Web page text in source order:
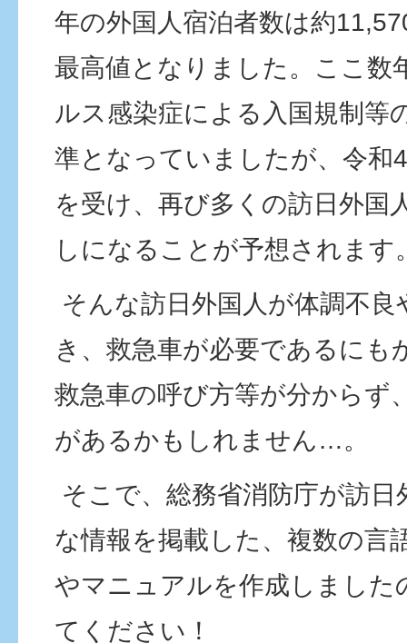
年の外国人宿泊者数は約
最高値となりました。ここ数
ルス感染症による入国規制等
準となっていましたが、令和
を受け、再び多くの訪日外国
しになることが予想されます
そんな訪日外国人が体調不
き、救急車が必要であるにも
救急車の呼び方等が分からず
があるかもしれません…。
そこで、総務省消防庁が訪日
な情報を掲載した、複数の言
やマニュアルを作成しました
てください！